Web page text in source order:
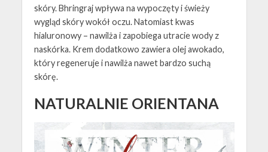
skóry. Bhringraj wpływa na wypoczęty i świeży
wygląd skóry wokół oczu. Natomiast kwas
hialuronowy – nawilża i zapobiega utracie wody z
naskórka. Krem dodatkowo zawiera olej awokado,
który regeneruje i nawilża nawet bardzo suchą
skórę.
NATURALNIE ORIENTANA